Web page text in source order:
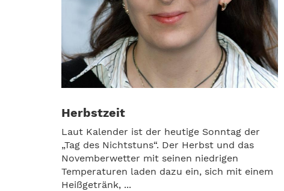
Herbstzeit
Laut Kalender ist der heutige Sonntag der
„Tag des Nichtstuns“. Der Herbst und das
Novemberwetter mit seinen niedrigen
Temperaturen laden dazu ein, sich mit einem
Heißgetränk, ...